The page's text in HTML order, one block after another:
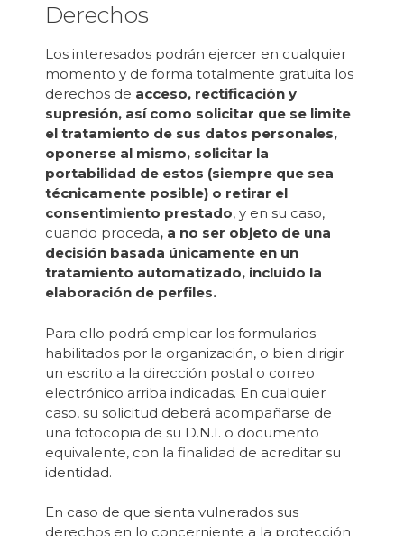
Derechos
Los interesados podrán ejercer en cualquier
momento y de forma totalmente gratuita los
derechos de acceso, rectificación y
supresión, así como solicitar que se limite
el tratamiento de sus datos personales,
oponerse al mismo, solicitar la
portabilidad de estos (siempre que sea
técnicamente posible) o retirar el
consentimiento prestado, y en su caso,
cuando proceda, a no ser objeto de una
decisión basada únicamente en un
tratamiento automatizado, incluido la
elaboración de perfiles.
Para ello podrá emplear los formularios
habilitados por la organización, o bien dirigir
un escrito a la dirección postal o correo
electrónico arriba indicadas. En cualquier
caso, su solicitud deberá acompañarse de
una fotocopia de su D.N.I. o documento
equivalente, con la finalidad de acreditar su
identidad.
En caso de que sienta vulnerados sus
derechos en lo concerniente a la protección